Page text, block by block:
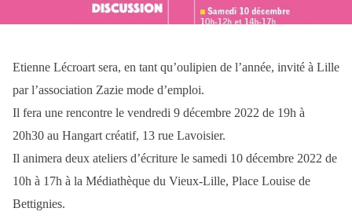
Etienne Lécroart sera, en tant qu’oulipien de l’année, invité à Lille
par l’association Zazie mode d’emploi.
Il fera une rencontre le vendredi 9 décembre 2022 de 19h à
20h30 au Hangart créatif, 13 rue Lavoisier.
Il animera deux ateliers d’écriture le samedi 10 décembre 2022 de
10h à 17h à la Médiathèque du Vieux-Lille, Place Louise de
Bettignies.